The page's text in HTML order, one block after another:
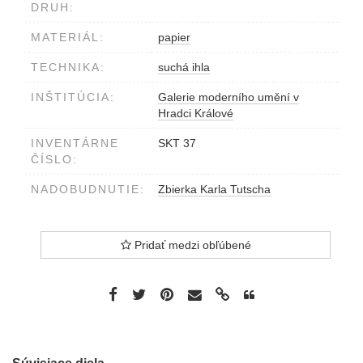
DRUH:
MATERIÁL: papier
TECHNIKA: suchá ihla
INŠTITÚCIA:
Galerie moderního umění v
Hradci Králové
INVENTÁRNE
ČÍSLO:
SKT 37
NADOBUDNUTIE: Zbierka Karla Tutscha
Pridať medzi obľúbené